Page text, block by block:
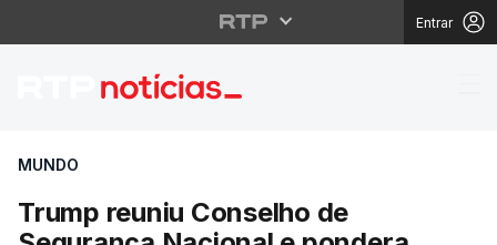
Entrar
Trump reuniu
MUNDO
Trump reuniu Conselho de